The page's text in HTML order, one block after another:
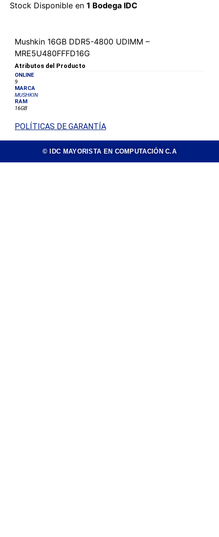
Stock Disponible en 1 Bodega IDC
Mushkin 16GB DDR5-4800 UDIMM –
MRE5U480FFFD16G
Atributos del Producto
ONLINE
9
MARCA
MUSHKIN
RAM
16GB
POLÍTICAS DE GARANTÍA
© IDC MAYORISTA EN COMPUTACIÓN C.A